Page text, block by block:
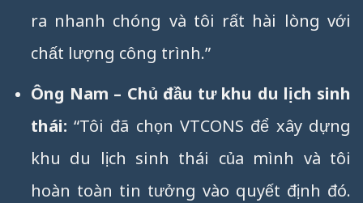
ra nhanh chóng và tôi rất hài lòng với
chất lượng công trình.”
Ông Nam – Chủ đầu tư khu du lịch sinh
thái: “Tôi đã chọn VTCONS để xây dựng
khu du lịch sinh thái của mình và tôi
hoàn toàn tin tưởng vào quyết định đó.